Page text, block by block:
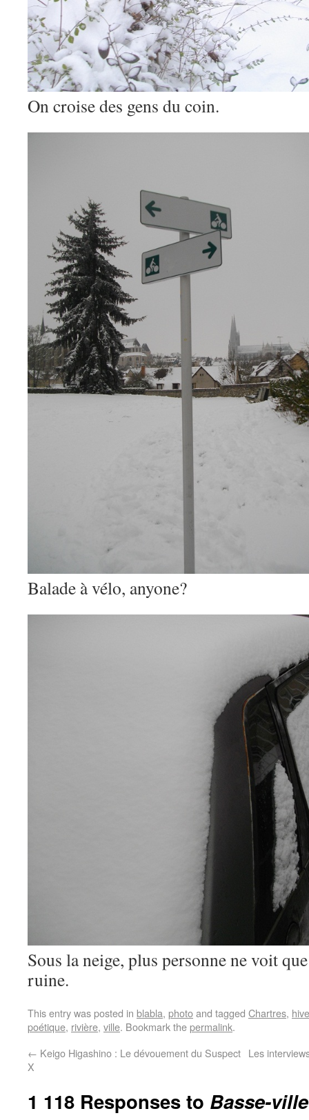
On croise des gens du coin.
Balade à vélo, anyone?
Sous la neige, plus personne ne voit
ruine.
This entry was posted in blabla, photoand tagged Chartres,
poétique, rivière, ville. Bookmark thepermalink.
← Keigo Higashino : Le dévouement du Suspect
X
Les
1 118 Responses to Basse-